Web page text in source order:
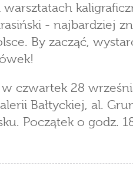
- najbardziej
By zacząć,
w czwartek 28
Bałtyckiej, al.
Początek o godz.